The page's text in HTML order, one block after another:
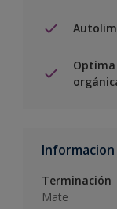
Informacion
Terminación
Mate